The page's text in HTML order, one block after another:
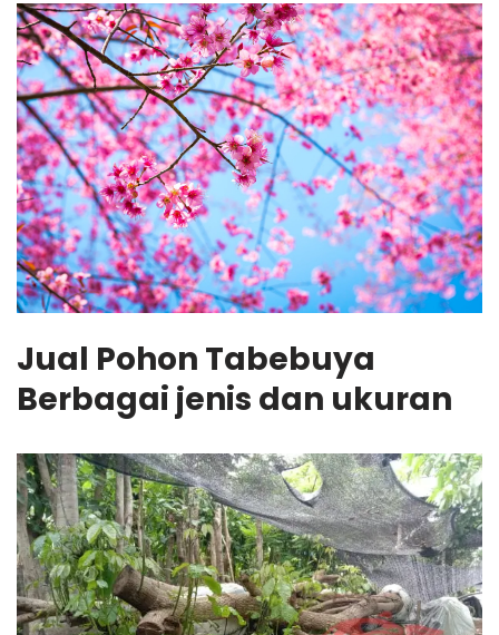
Jual Pohon Tabebuya
Berbagai jenis dan ukuran